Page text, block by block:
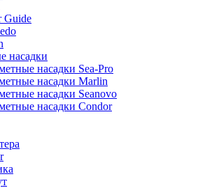
Guide
насадки
насадки Sea-Pro
насадки Marlin
насадки Seanovo
насадки Condor